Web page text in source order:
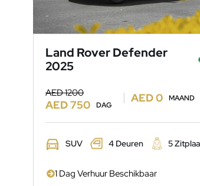
Land Rover Defender
2025
AED 1200
AED 750 DAG
AED 0 MAAND
SUV 4 Deuren 5
1 Dag Verhuur Beschikbaar